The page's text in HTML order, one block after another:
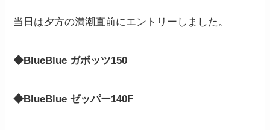
当日は夕方の満潮直前にエントリーしました。
◆BlueBlue ガボッツ150
◆BlueBlue ゼッパー140F